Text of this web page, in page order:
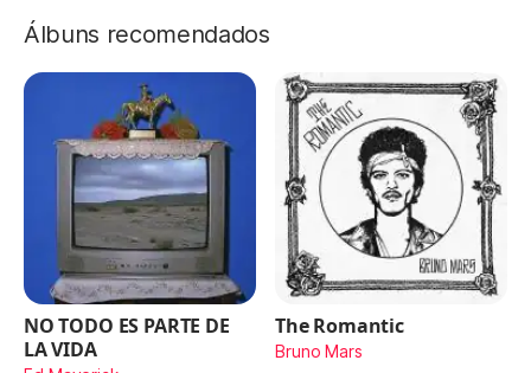
Álbuns recomendados
NO TODO ES PARTE DE
LA VIDA
The Romantic
Bruno Mars